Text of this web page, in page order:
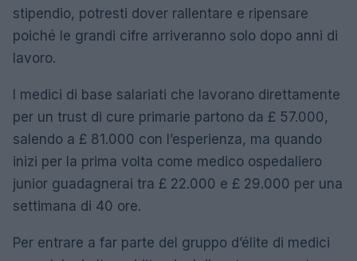
stipendio, potresti dover rallentare e ripensare
poiché le grandi cifre arriveranno solo dopo anni di
lavoro.
I medici di base salariati che lavorano direttamente
per un trust di cure primarie partono da £ 57.000,
salendo a £ 81.000 con l’esperienza, ma quando
inizi per la prima volta come medico ospedaliero
junior guadagnerai tra £ 22.000 e £ 29.000 per una
settimana di 40 ore.
Per entrare a far parte del gruppo d’élite di medici